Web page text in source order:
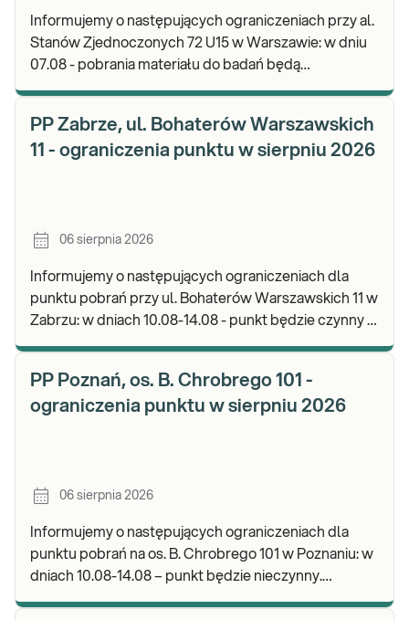
Informujemy o następujących ograniczeniach przy al.
Stanów Zjednoczonych 72 U15 w Warszawie: w dniu
07.08 - pobrania materiału do badań będą
PP Zabrze, ul. Bohaterów Warszawskich
11 - ograniczenia punktu w sierpniu 2026
06 sierpnia 2026
Informujemy o następujących ograniczeniach dla
punktu pobrań przy ul. Bohaterów Warszawskich 11 w
Zabrzu: w dniach 10.08-14.08 - punkt będzie czynny w
PP Poznań, os. B. Chrobrego 101 -
ograniczenia punktu w sierpniu 2026
06 sierpnia 2026
Informujemy o następujących ograniczeniach dla
punktu pobrań na os. B. Chrobrego 101 w Poznaniu: w
dniach 10.08-14.08 – punkt będzie nieczynny.